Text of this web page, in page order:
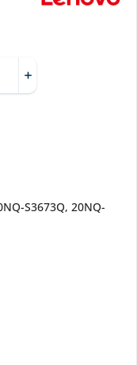
S3673Q, 20NQ-